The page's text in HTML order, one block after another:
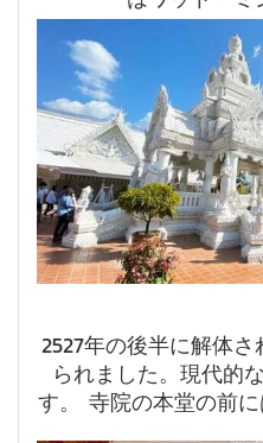
2527年の後半に解体
られました。現代的
す。 寺院の本堂の前に